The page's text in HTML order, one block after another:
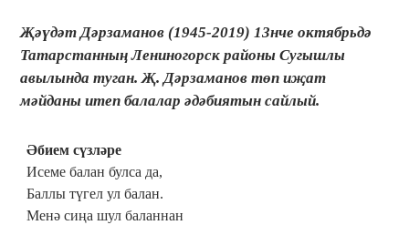
Җәүдәт Дәрзаманов (1945-2019) 13нче октябрьдә
Татарстанның Лениногорск районы Сугышлы
авылында туган. Җ. Дәрзаманов төп иҗат
мәйданы итеп балалар әдәбиятын сайлый.
Әбием сүзләре
Исеме балан булса да,
Баллы түгел ул балан.
Менә сиңа шул баланнан